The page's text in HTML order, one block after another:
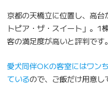
京都の天橋立に位置し、高
トピア・ザ・スイート」。1
客の満足度が高いと評判です。
愛犬同伴OKの客室にはワン
ているので、ご飯だけ用意し